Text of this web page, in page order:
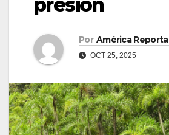
presión
Por América Reporta
OCT 25, 2025